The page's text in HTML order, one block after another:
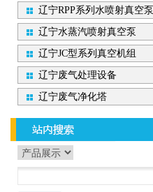
辽宁RPP系列水喷射真空泵
辽宁水蒸汽喷射真空泵
辽宁JC型系列真空机组
辽宁废气处理设备
辽宁废气净化塔